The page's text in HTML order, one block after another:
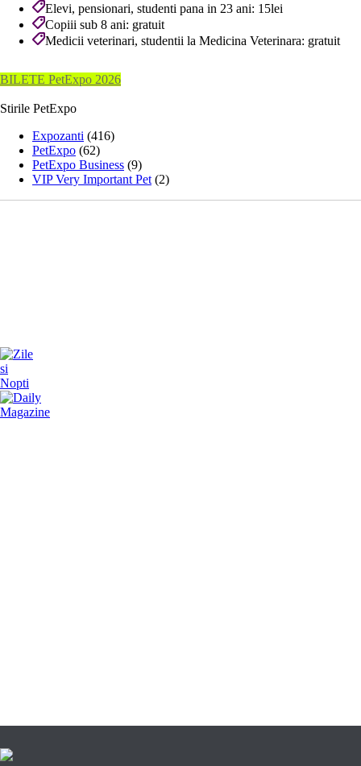
Elevi, pensionari, studenti pana in 23 ani: 15lei
Copiii sub 8 ani: gratuit
Medicii veterinari, studentii la Medicina Veterinara: gratuit
BILETE PetExpo 2026
Stirile PetExpo
Expozanti (416)
PetExpo (62)
PetExpo Business (9)
VIP Very Important Pet (2)